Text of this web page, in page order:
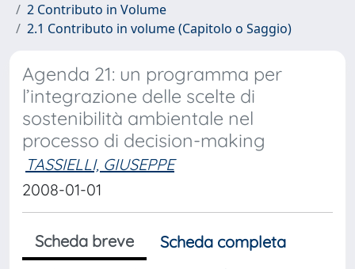
2 Contributo in Volume
2.1 Contributo in volume (Capitolo o Saggio)
Agenda 21: un programma per
l’integrazione delle scelte di
sostenibilità ambientale nel
processo di decision-making
TASSIELLI, GIUSEPPE
2008-01-01
Scheda breve
Scheda completa